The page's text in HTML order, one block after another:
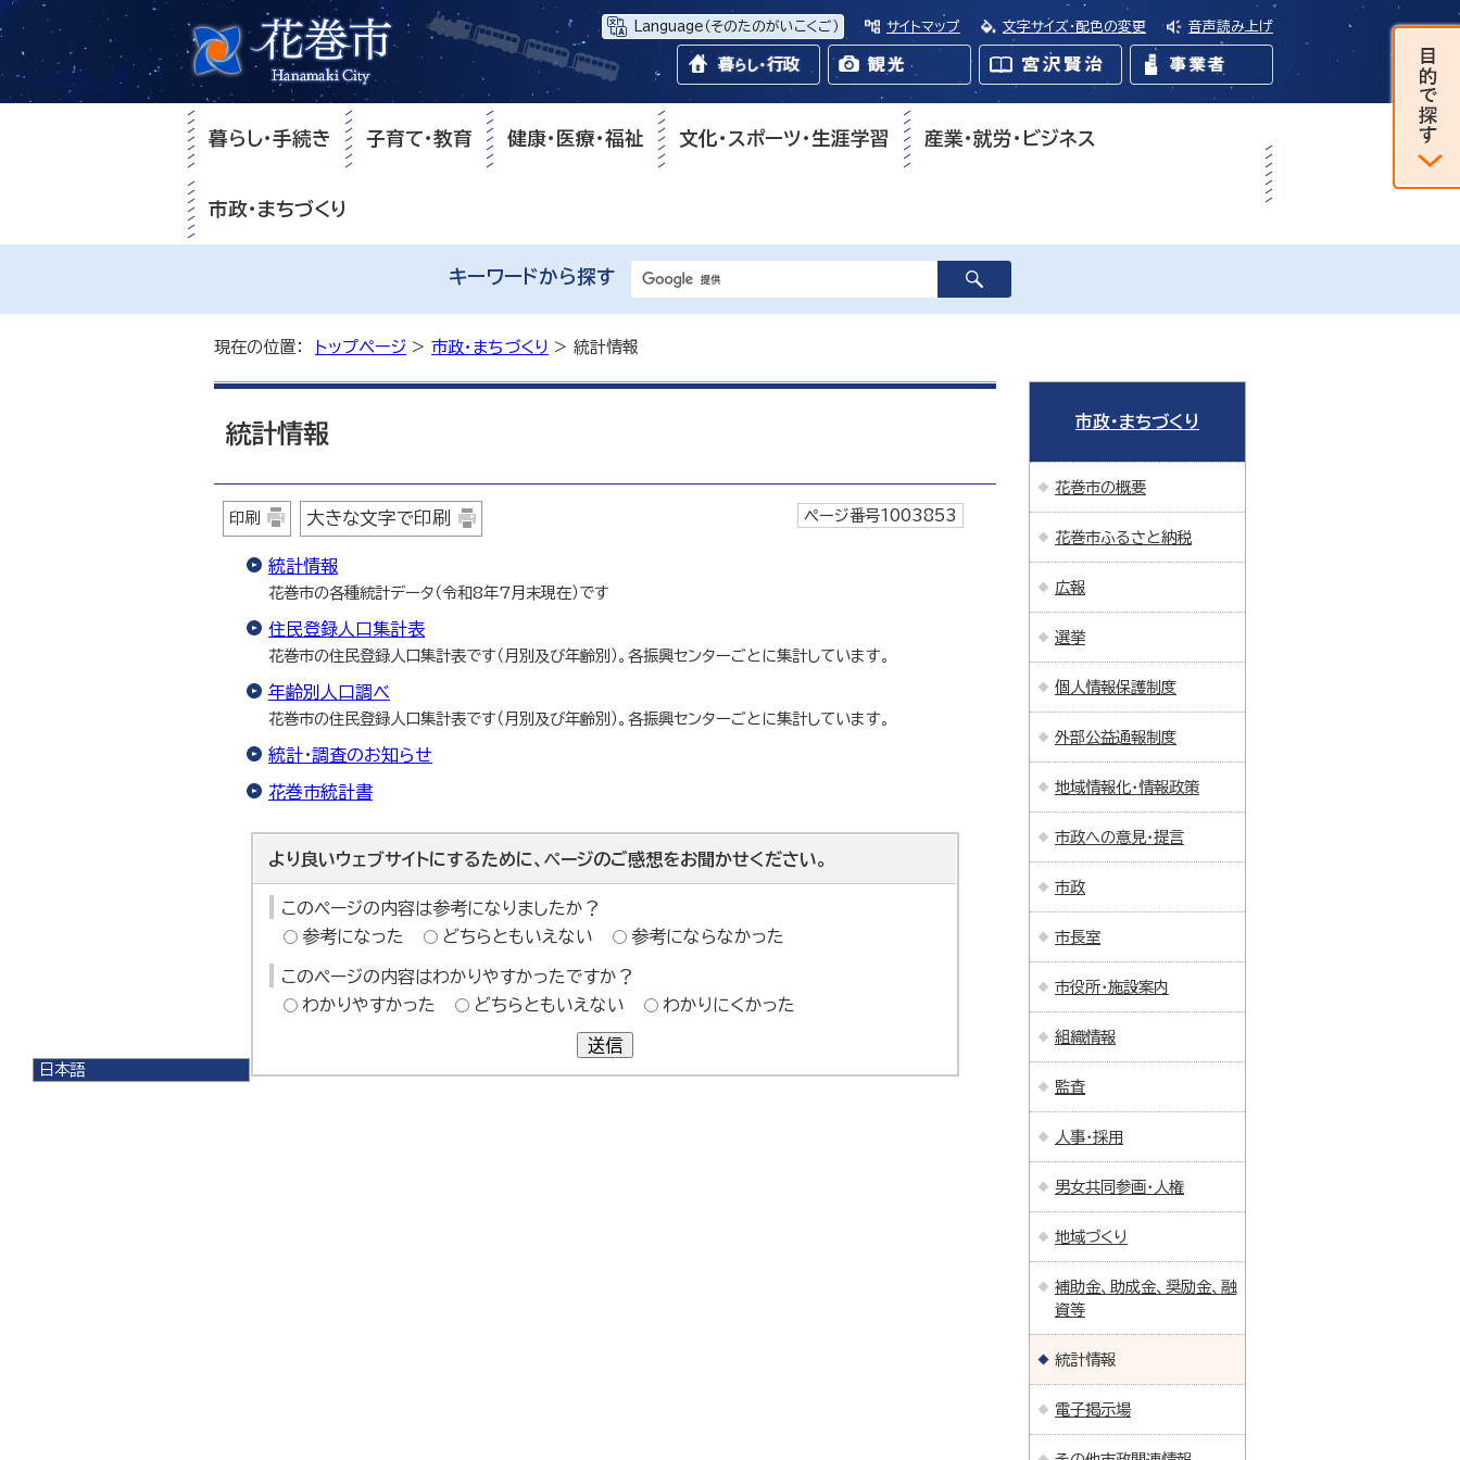
Language （そのたのがいこくご） サイトマップ 文字サイズ・配色の変更 音声読み上げ
日本語
暮らし・手続き 子育て・教育 健康・医療・福祉 文化・スポーツ・生涯学習 産業・就労・ビジネス
市政・まちづくり
キーワードから探す
現在の位置： トップページ > 市政・まちづくり > 統計情報
統計情報
印刷 大きな文字で印刷 ページ番号1003853
統計情報
花巻市の各種統計データ（令和8年7月末現在）です
住民登録人口集計表
花巻市の住民登録人口集計表です（月別及び年齢別）。各振興センターごとに集計しています。
年齢別人口調べ
花巻市の住民登録人口集計表です（月別及び年齢別）。各振興センターごとに集計しています。
統計・調査のお知らせ
花巻市統計書
より良いウェブサイトにするために、ページのご感想をお聞かせください。
このページの内容は参考になりましたか？
参考になった
どちらともいえない 参考にならなかった
このページの内容はわかりやすかったですか？
わかりやすかった
どちらともいえない わかりにくかった
送信
市政・まちづくり
花巻市の概要
花巻市ふるさと納税
広報
選挙
個人情報保護制度
外部公益通報制度
地域情報化・情報政策
市政への意見・提言
市政
市長室
市役所・施設案内
組織情報
監査
人事・採用
男女共同参画・人権
地域づくり
補助金、助成金、奨励金、融
資等
統計情報
電子掲示場